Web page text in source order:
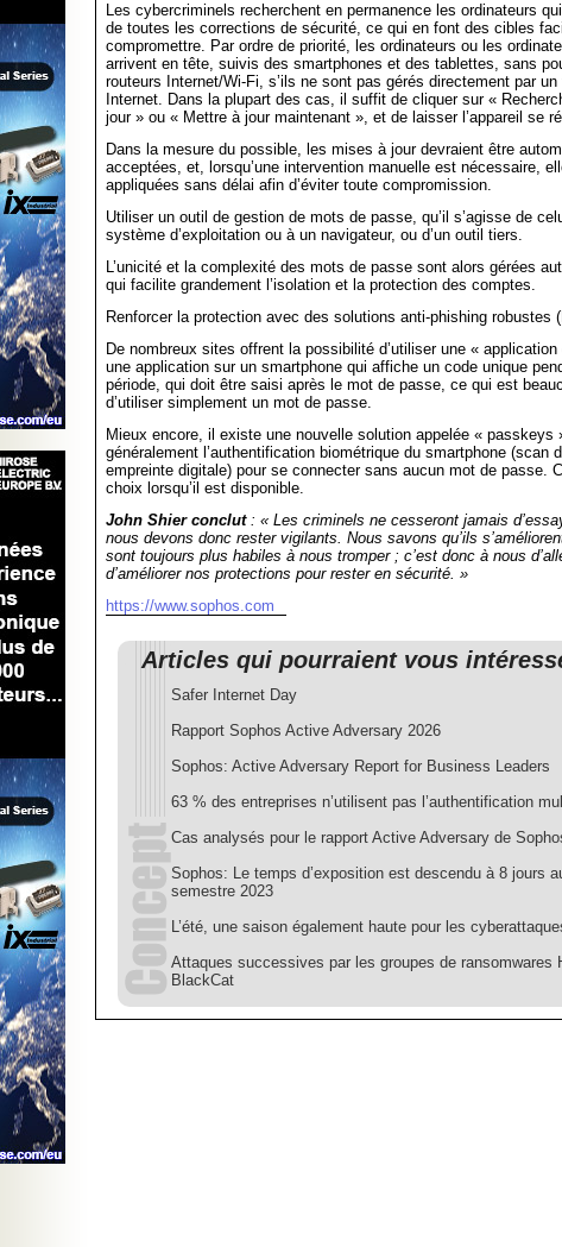
Les cybercriminels recherchent en permanence les ordinateurs
de toutes les corrections de sécurité, ce qui en font des cibles
compromettre. Par ordre de priorité, les ordinateurs ou les
arrivent en tête, suivis des smartphones et des tablettes, sans
routeurs Internet/Wi-Fi, s’ils ne sont pas gérés directement par un
Internet. Dans la plupart des cas, il suffit de cliquer sur «
jour » ou « Mettre à jour maintenant », et de laisser l’appareil se
Dans la mesure du possible, les mises à jour devraient être
acceptées, et, lorsqu’une intervention manuelle est nécessaire,
appliquées sans délai afin d’éviter toute compromission.
Utiliser un outil de gestion de mots de passe, qu’il s’agisse de
système d’exploitation ou à un navigateur, ou d’un outil tiers.
L’unicité et la complexité des mots de passe sont alors gérées
qui facilite grandement l’isolation et la protection des comptes.
Renforcer la protection avec des solutions anti-phishing robustes
De nombreux sites offrent la possibilité d’utiliser une « application
une application sur un smartphone qui affiche un code unique
période, qui doit être saisi après le mot de passe, ce qui est
d’utiliser simplement un mot de passe.
Mieux encore, il existe une nouvelle solution appelée « passkeys
généralement l’authentification biométrique du smartphone (scan
empreinte digitale) pour se connecter sans aucun mot de passe.
choix lorsqu’il est disponible.
John Shier conclut: « Les criminels ne cesseront jamais
nous devons donc rester vigilants. Nous savons qu’ils
sont toujours plus habiles à nous tromper ; c’est donc à nous
d’améliorer nos protections pour rester en sécurité. »
https://www.sophos.com
Articles qui pourraient vous
Safer Internet Day
Rapport Sophos Active Adversary 2026
Sophos: Active Adversary Report for Business Leaders
63 % des entreprises n’utilisent pas l’authentification
Cas analysés pour le rapport Active Adversary de
Sophos: Le temps d’exposition est descendu à 8 jours
semestre 2023
L’été, une saison également haute pour les
Attaques successives par les groupes de ransomwares
BlackCat